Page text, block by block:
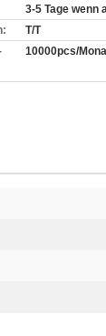
3-5 Tage wenn
T/T
10000pcs/